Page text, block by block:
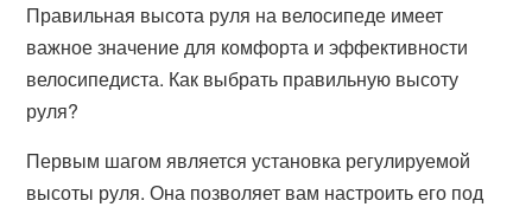
Правильная высота руля на велосипеде имеет
важное значение для комфорта и эффективности
велосипедиста. Как выбрать правильную высоту
руля?
Первым шагом является установка регулируемой
высоты руля. Она позволяет вам настроить его под